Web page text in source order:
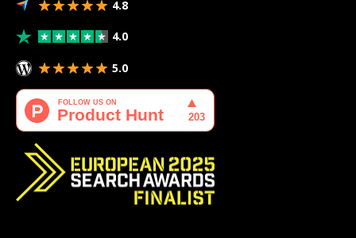
4.8
4.0
5.0